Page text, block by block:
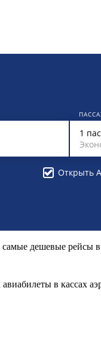
1
Открыть
дешевые рейсы
в кассах